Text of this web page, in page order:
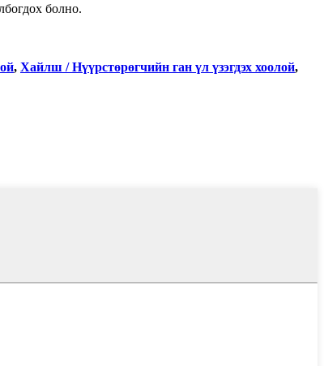
болно.
, Хайлш / Нүүрстөрөгчийн ган үл үзэгдэх хоолой,